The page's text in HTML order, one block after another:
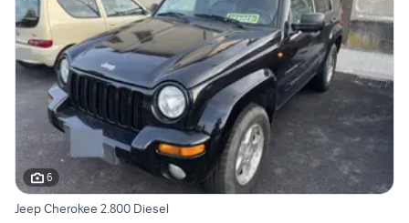
6
Jeep Cherokee 2.800 Diesel